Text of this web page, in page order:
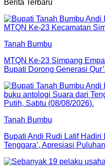
Berita Terbaru
Tanah Bumbu
MTQN Ke-23 Simpang
Bupati Dorong Generasi
Tanah Bumbu
Bupati Andi Rudi Latif Hadiri
Tenggara’, Apresiasi